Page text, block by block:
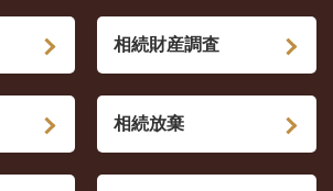
相続財産調査
相続放棄